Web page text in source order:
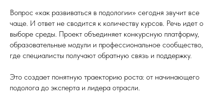
Вопрос «как развиваться в подологии» сегодня звучит все
чаще. И ответ не сводится к количеству курсов. Речь идет о
выборе среды. Проект объединяет конкурсную платформу,
образовательные модули и профессиональное сообщество,
где специалисты получают обратную связь и поддержку.
Это создает понятную траекторию роста: от начинающего
подолога до эксперта и лидера отрасли.